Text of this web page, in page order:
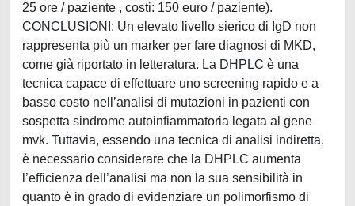
25 ore / paziente , costi: 150 euro / paziente).
CONCLUSIONI: Un elevato livello sierico di IgD non
rappresenta più un marker per fare diagnosi di MKD,
come già riportato in letteratura. La DHPLC è una
tecnica capace di effettuare uno screening rapido e a
basso costo nell’analisi di mutazioni in pazienti con
sospetta sindrome autoinfiammatoria legata al gene
mvk. Tuttavia, essendo una tecnica di analisi indiretta,
è necessario considerare che la DHPLC aumenta
l’efficienza dell’analisi ma non la sua sensibilità in
quanto è in grado di evidenziare un polimorfismo di